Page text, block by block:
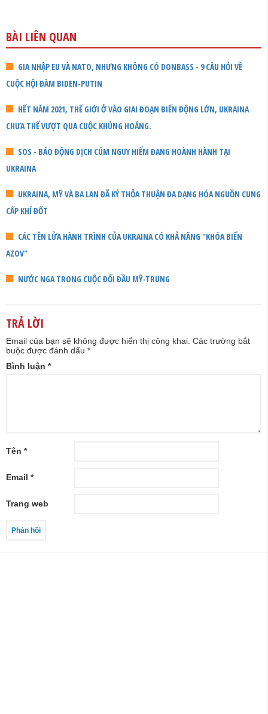
BÀI LIÊN QUAN
GIA NHẬP EU VÀ NATO, NHƯNG KHÔNG CÓ DONBASS - 9 CÂU HỎI VỀ
CUỘC HỘI ĐÀM BIDEN-PUTIN
HẾT NĂM 2021, THẾ GIỚI Ở VÀO GIAI ĐOẠN BIẾN ĐỘNG LỚN, UKRAINA
CHƯA THỂ VƯỢT QUA CUỘC KHỦNG HOẢNG.
SOS - BÁO ĐỘNG DỊCH CÚM NGUY HIỂM ĐANG HOÀNH HÀNH TẠI
UKRAINA
UKRAINA, MỸ VÀ BA LAN ĐÃ KÝ THỎA THUẬN ĐA DẠNG HÓA NGUỒN CUNG
CẤP KHÍ ĐỐT
CÁC TÊN LỬA HÀNH TRÌNH CỦA UKRAINA CÓ KHẢ NĂNG "KHÓA BIỂN
AZOV"
NƯỚC NGA TRONG CUỘC ĐỐI ĐẦU MỸ-TRUNG
TRẢ LỜI
Email của bạn sẽ không được hiển thị công khai. Các trường bắt
buộc được đánh dấu *
Bình luận *
Tên *
Email *
Trang web